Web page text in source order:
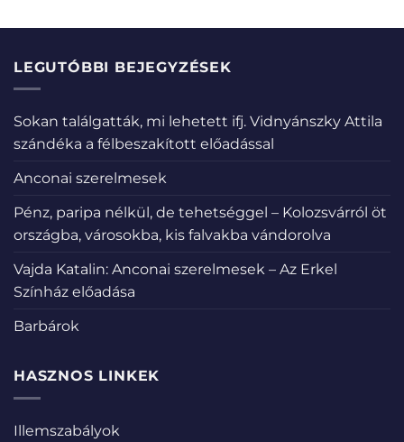
LEGUTÓBBI BEJEGYZÉSEK
Sokan találgatták, mi lehetett ifj. Vidnyánszky Attila
szándéka a félbeszakított előadással
Anconai szerelmesek
Pénz, paripa nélkül, de tehetséggel – Kolozsvárról öt
országba, városokba, kis falvakba vándorolva
Vajda Katalin: Anconai szerelmesek – Az Erkel
Színház előadása
Barbárok
HASZNOS LINKEK
Illemszabályok